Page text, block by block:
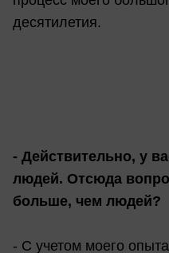
десятилетия.
- Действительно, у
людей. Отсюда
больше, чем людей?
- С учетом моего